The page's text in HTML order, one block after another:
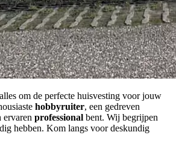
om de perfecte huisvesting voor jouw
hobbyruiter, een gedreven
ervaren professional bent. Wij begrijpen
hebben. Kom langs voor deskundig